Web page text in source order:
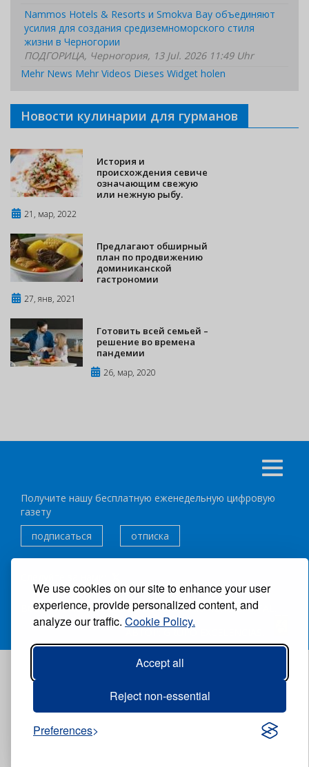
We use cookies on our site to enhance your user
experience, provide personalized content, and
analyze our traffic. Cookie Policy.
Accept all
Reject non-essential
Preferences
Nammos Hotels & Resorts и Smokva Bay объединяют
усилия для создания средиземноморского стиля
жизни в Черногории
ПОДГОРИЦА, Черногория, 13 Jul. 2026 11:49 Uhr
Mehr News Mehr Videos Dieses Widget holen
Новости кулинарии для гурманов
История и
происхождения севиче
означающим свежую
или нежную рыбу.
21, мар, 2022
Предлагают обширный
план по продвижению
доминиканской
гастрономии
27, янв, 2021
Готовить всей семьей –
решение во времена
пандемии
26, мар, 2020
Получите нашу бесплатную еженедельную цифровую
газету
подписаться
отписка
ВСЕ ПРАВА ЗАЩИЩЕНЫ ®CARIBBEAN NEWS DIGITAL.
GRUPO EXCELENCIAS.